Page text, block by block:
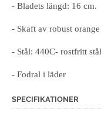
- Bladets längd: 16 cm.
- Skaft av robust
- Stål: 440C- rostfritt
- Fodral i läder
SPECIFIKATIONER